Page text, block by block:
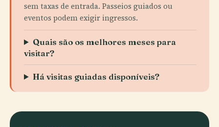
sem taxas de entrada. Passeios guiados ou
eventos podem exigir ingressos.
Quais são os melhores meses para
visitar?
Há visitas guiadas disponíveis?